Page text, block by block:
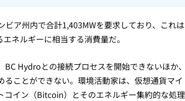
ア州内で合計1,403MWを要求しており、これは
ネルギーに相当する消費量だ。
Hydroとの接続プロセスを開始できないほか、
ことができない。環境活動家は、仮想通貨マイ
イン（Bitcoin）とそのエネルギー集約的な処理